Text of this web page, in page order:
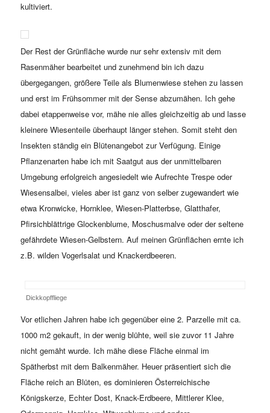
kultiviert.
Der Rest der Grünfläche wurde nur sehr extensiv mit dem
Rasenmäher bearbeitet und zunehmend bin ich dazu
übergegangen, größere Teile als Blumenwiese stehen zu lassen
und erst im Frühsommer mit der Sense abzumähen. Ich gehe
dabei etappenweise vor, mähe nie alles gleichzeitig ab und lasse
kleinere Wiesenteile überhaupt länger stehen. Somit steht den
Insekten ständig ein Blütenangebot zur Verfügung. Einige
Pflanzenarten habe ich mit Saatgut aus der unmittelbaren
Umgebung erfolgreich angesiedelt wie Aufrechte Trespe oder
Wiesensalbei, vieles aber ist ganz von selber zugewandert wie
etwa Kronwicke, Hornklee, Wiesen-Platterbse, Glatthafer,
Pfirsichblättrige Glockenblume, Moschusmalve oder der seltene
gefährdete Wiesen-Gelbstern. Auf meinen Grünflächen ernte ich
z.B. wilden Vogerlsalat und Knackerdbeeren.
Dickkopffliege
Vor etlichen Jahren habe ich gegenüber eine 2. Parzelle mit ca.
1000 m2 gekauft, in der wenig blühte, weil sie zuvor 11 Jahre
nicht gemäht wurde. Ich mähe diese Fläche einmal im
Spätherbst mit dem Balkenmäher. Heuer präsentiert sich die
Fläche reich an Blüten, es dominieren Österreichische
Königskerze, Echter Dost, Knack-Erdbeere, Mittlerer Klee,